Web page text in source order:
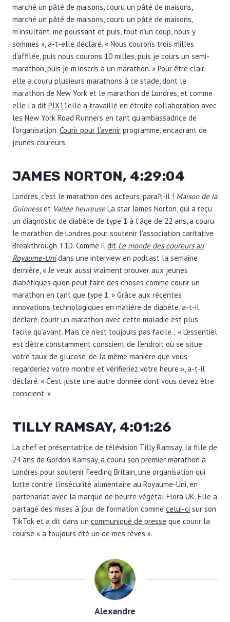
marché un pâté de maisons, couru un pâté de maisons,
marché un pâté de maisons, couru un pâté de maisons,
m’insultant, me poussant et puis, tout d’un coup, nous y
sommes », a-t-elle déclaré. « Nous courons trois milles
d’affilée, puis nous courons 10 milles, puis je cours un semi-
marathon, puis je m’inscris à un marathon. » Pour être clair,
elle a couru plusieurs marathons à ce stade, dont le
marathon de New York et le marathon de Londres, et comme
elle l’a dit PIX11elle a travaillé en étroite collaboration avec
les New York Road Runners en tant qu’ambassadrice de
l’organisation. Courir pour l’avenir programme, encadrant de
jeunes coureurs.
JAMES NORTON, 4:29:04
Londres, c’est le marathon des acteurs, paraît-il ! Maison de la
Guinnesset Vallée heureuseLa star James Norton, qui a reçu
un diagnostic de diabète de type 1 à l’âge de 22 ans, a couru
le marathon de Londres pour soutenir l’association caritative
Breakthrough T1D. Comme il dit Le monde des coureurs au
Royaume-Unidans une interview en podcast la semaine
dernière, « Je veux aussi vraiment prouver aux jeunes
diabétiques qu’on peut faire des choses comme courir un
marathon en tant que type 1. » Grâce aux récentes
innovations technologiques en matière de diabète, a-t-il
déclaré, courir un marathon avec cette maladie est plus
facile qu’avant. Mais ce n’est toujours pas facile ; « L’essentiel
est d’être constamment conscient de l’endroit où se situe
votre taux de glucose, de la même manière que vous
regarderiez votre montre et vérifieriez votre heure », a-t-il
déclaré. « C’est juste une autre donnée dont vous devez être
conscient. »
TILLY RAMSAY, 4:01:26
La chef et présentatrice de télévision Tilly Ramsay, la fille de
24 ans de Gordon Ramsay, a couru son premier marathon à
Londres pour soutenir Feeding Britain, une organisation qui
lutte contre l’insécurité alimentaire au Royaume-Uni, en
partenariat avec la marque de beurre végétal Flora UK. Elle a
partagé des mises à jour de formation comme celui-ci sur son
TikTok et a dit dans un communiqué de presse que courir la
course « a toujours été un de mes rêves ».
Alexandre